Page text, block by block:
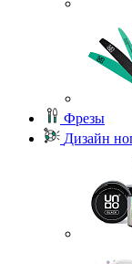
Фрезы
Дизайн